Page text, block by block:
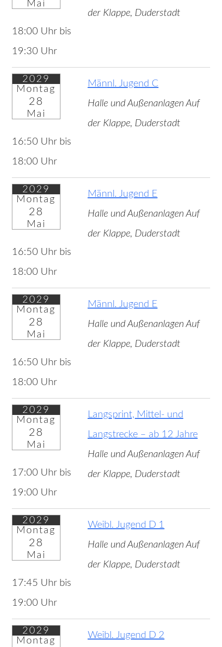
Mai
18:00 Uhr bis
19:30 Uhr
der Klappe, Duderstadt
2029
Montag
28
Mai
16:50 Uhr bis
18:00 Uhr
Männl. Jugend C
Halle und Außenanlagen Auf
der Klappe, Duderstadt
2029
Montag
28
Mai
16:50 Uhr bis
18:00 Uhr
Männl. Jugend E
Halle und Außenanlagen Auf
der Klappe, Duderstadt
2029
Montag
28
Mai
16:50 Uhr bis
18:00 Uhr
Männl. Jugend E
Halle und Außenanlagen Auf
der Klappe, Duderstadt
2029
Montag
28
Mai
17:00 Uhr bis
19:00 Uhr
Langsprint, Mittel- und
Langstrecke – ab 12 Jahre
Halle und Außenanlagen Auf
der Klappe, Duderstadt
2029
Montag
28
Mai
17:45 Uhr bis
19:00 Uhr
Weibl. Jugend D 1
Halle und Außenanlagen Auf
der Klappe, Duderstadt
2029
Montag
Weibl. Jugend D 2